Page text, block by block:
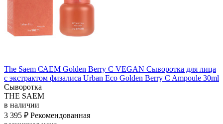
The Saem САЕМ Golden Berry C VEGAN Сыворотка для лица
с экстрактом физалиса Urban Eco Golden Berry C Ampoule 30ml
Сыворотка
THE SAEM
в наличии
3 395 ₽ Рекомендованная